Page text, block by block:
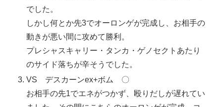
でした。
しかし何とか先3でオーロンゲが完成し、お相手の
動きが悪い間に攻めて勝利。
プレシャスキャリー・タンカ・ゲノセクトあたり
のサイド落ちが辛そうでした。
VS デスカーンex+ボム 〇
お相手の先1でエネがつかず、殴りだしが遅れてい